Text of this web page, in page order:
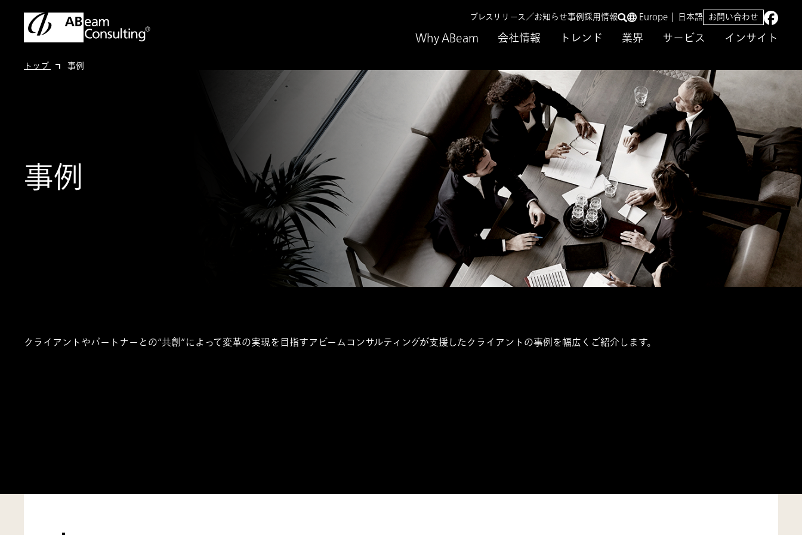
Why ABeam 会社情報 トレンド 業界 サービス インサイト
プレスリリース／お知らせ事例採用情報 Europe 日本語 お問い合わせ
トップ 事例
事例
クライアントやパートナーとの“共創”によって変革の実現を目指すアビームコンサルティングが支援したクライアントの事例を幅広くご紹介します。